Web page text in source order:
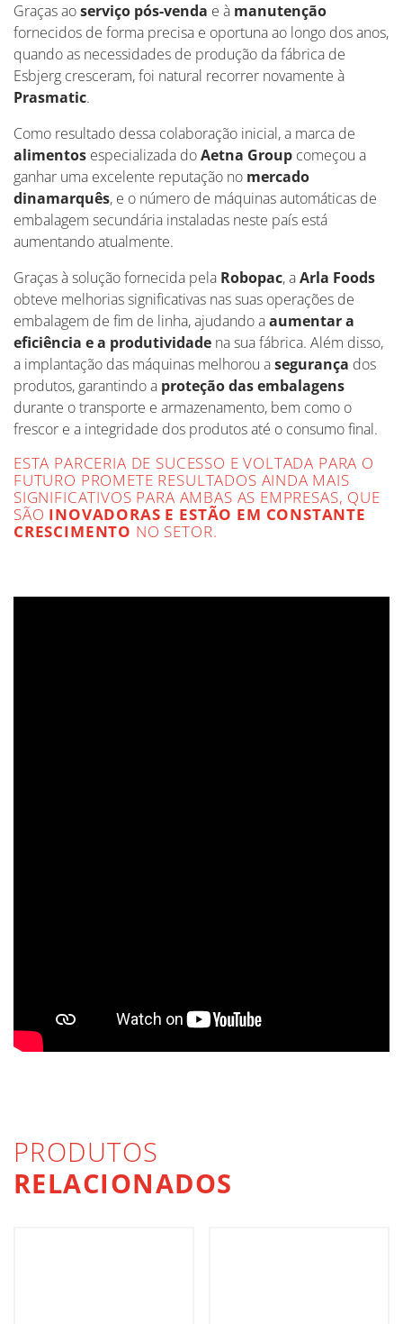
Graças aoserviço pós-venda e à manutenção
fornecidos de forma precisa e oportuna ao longo dos anos,
quando as necessidades de produção da fábrica de
Esbjerg cresceram, foi natural recorrer novamente à
Prasmatic.
Como resultado dessa colaboração inicial, a marca de
alimentos especializada doAetna Group começou a
ganhar uma excelente reputação no mercado
dinamarquês, e o número de máquinas automáticas de
embalagem secundária instaladas neste país está
aumentando atualmente.
Graças à solução fornecida pela Robopac, aArla Foods
obteve melhorias significativas nas suas operações de
embalagem de fim de linha, ajudando aaumentar a
eficiência e a produtividade na sua fábrica. Além disso,
a implantação das máquinas melhorou asegurança dos
produtos, garantindo a proteção das embalagens
durante o transporte e armazenamento, bem como o
frescor e a integridade dos produtos até o consumo final.
ESTA PARCERIA DE SUCESSO E VOLTADA PARA O
FUTURO PROMETE RESULTADOS AINDA MAIS
SIGNIFICATIVOS PARA AMBAS AS EMPRESAS, QUE
SÃO INOVADORAS E ESTÃO EM CONSTANTE
CRESCIMENTO NO SETOR.
PRODUTOS
RELACIONADOS